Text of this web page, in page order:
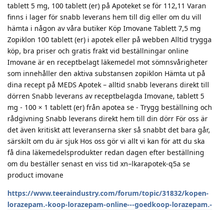
tablett 5 mg, 100 tablett (er) på Apoteket se för 112,11 Varan
finns i lager för snabb leverans hem till dig eller om du vill
hämta i någon av våra butiker Köp Imovane Tablett 7,5 mg
Zopiklon 100 tablett (er) i apotek eller på webben Alltid trygga
köp, bra priser och gratis frakt vid beställningar online
Imovane är en receptbelagt läkemedel mot sömnsvårigheter
som innehåller den aktiva substansen zopiklon Hämta ut på
dina recept på MEDS Apotek – alltid snabb leverans direkt till
dörren Snabb leverans av receptbelagda Imovane, tablett 5
mg - 100 × 1 tablett (er) från apotea se - Trygg beställning och
rådgivning Snabb leverans direkt hem till din dörr För oss är
det även kritiskt att leveranserna sker så snabbt det bara går,
särskilt om du är sjuk Hos oss gör vi allt vi kan för att du ska
få dina läkemedelsprodukter redan dagen efter beställning
om du beställer senast en viss tid xn–lkarapotek-q5a se
product imovane
https://www.teeraindustry.com/forum/topic/31832/kopen-
lorazepam.-koop-lorazepam-online---goedkoop-lorazepam.-